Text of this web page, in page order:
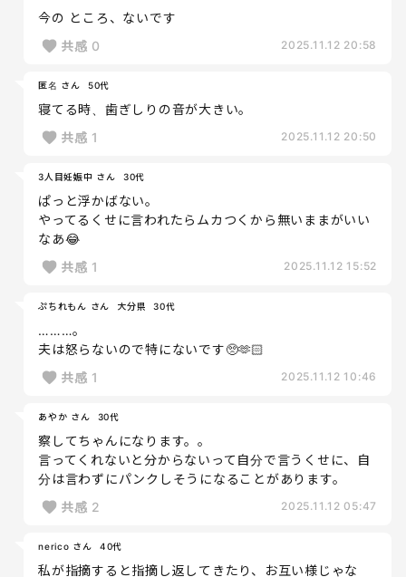
今の ところ、ないです
共感 0 2025.11.12 20:58
匿名 さん 50代
寝てる時、歯ぎしりの音が大きい。
共感 1 2025.11.12 20:50
3人目妊娠中 さん 30代
ぱっと浮かばない。
やってるくせに言われたらムカつくから無いままがいい
なあ😂
共感 1 2025.11.12 15:52
ぷちれもん さん 大分県 30代
………。
夫は怒らないので特にないです🥺🫶🏻
共感 1 2025.11.12 10:46
あやか さん 30代
察してちゃんになります。。
言ってくれないと分からないって自分で言うくせに、自
分は言わずにパンクしそうになることがあります。
共感 2 2025.11.12 05:47
nerico さん 40代
私が指摘すると指摘し返してきたり、お互い様じゃな